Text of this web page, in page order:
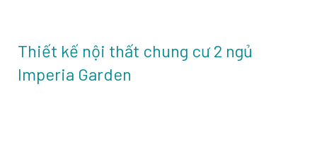
Thiết kế nội thất chung cư 2 ngủ
Imperia Garden